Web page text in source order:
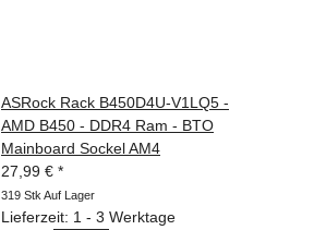
ASRock Rack B450D4U-V1LQ5 -
AMD B450 - DDR4 Ram - BTO
Mainboard Sockel AM4
27,99 € *
319 Stk Auf Lager
Lieferzeit: 1 - 3 Werktage